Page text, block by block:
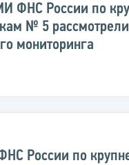
ФНС России по
№ 5
мониторинга
России по